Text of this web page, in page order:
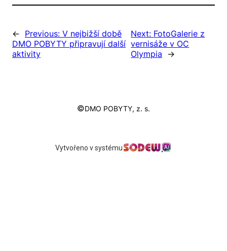
← Previous: V nejbižší době
DMO POBYTY připravují další
aktivity
Next: FotoGalerie z
vernisáže v OC
Olympia
→
©DMO POBYTY, z. s.
Vytvořeno v systému